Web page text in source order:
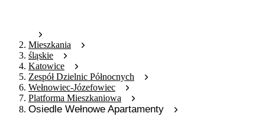
Mieszkania
śląskie
Katowice
Zespół Dzielnic Północnych
Wełnowiec-Józefowiec
Platforma Mieszkaniowa
Osiedle Wełnowe Apartamenty